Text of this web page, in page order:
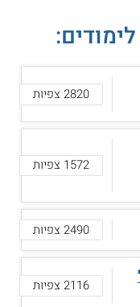
2820 צפיות
1572 צפיות
2490 צפיות
2116 צפיות